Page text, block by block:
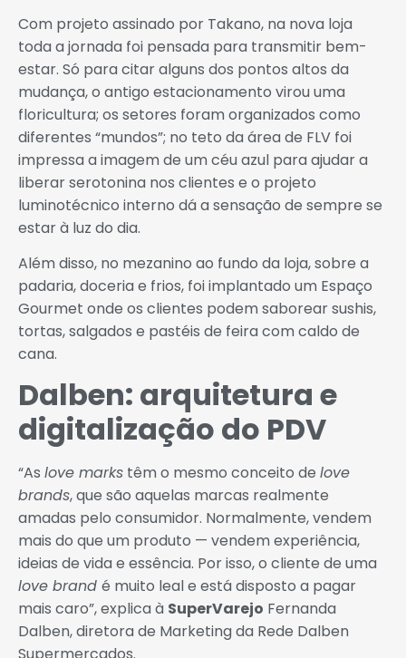
Com projeto assinado por Takano, na nova loja
toda a jornada foi pensada para transmitir bem-
estar. Só para citar alguns dos pontos altos da
mudança, o antigo estacionamento virou uma
floricultura; os setores foram organizados como
diferentes “mundos”; no teto da área de FLV foi
impressa a imagem de um céu azul para ajudar a
liberar serotonina nos clientes e o projeto
luminotécnico interno dá a sensação de sempre se
estar à luz do dia.
Além disso, no mezanino ao fundo da loja, sobre a
padaria, doceria e frios, foi implantado um Espaço
Gourmet onde os clientes podem saborear sushis,
tortas, salgados e pastéis de feira com caldo de
cana.
Dalben: arquitetura e
digitalização do PDV
“As love marks têm o mesmo conceito de love
brands, que são aquelas marcas realmente
amadas pelo consumidor. Normalmente, vendem
mais do que um produto — vendem experiência,
ideias de vida e essência. Por isso, o cliente de uma
love brand é muito leal e está disposto a pagar
mais caro”, explica à SuperVarejo Fernanda
Dalben, diretora de Marketing da Rede Dalben